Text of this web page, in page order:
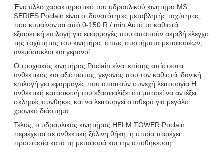
Ένα άλλο χαρακτηριστικό του υδραυλικού κινητήρα MS
SERIES Poclain είναι οι δυνατότητες μεταβλητής ταχύτητας,
που κυμαίνονται από 0-150 R / min.Αυτό το καθιστά
εξαιρετική επιλογή για εφαρμογές που απαιτούν ακριβή έλεγχο
της ταχύτητας του κινητήρα, όπως συστήματα μεταφορέων,
ανεμόσυκλοι και γερανοί.
Ο τροχιακός κινητήρας Poclain είναι επίσης απίστευτα
ανθεκτικός και αξιόπιστος, γεγονός που τον καθιστά ιδανική
επιλογή για εφαρμογές που απαιτούν συνεχή λειτουργία.Η
ανθεκτική κατασκευή του εξασφαλίζει ότι μπορεί να αντέξει
σκληρές συνθήκες και να λειτουργεί σταθερά για μεγάλο
χρονικό διάστημα.
Τέλος, ο υδραυλικός κινητήρας HELM TOWER Poclain
περιέχεται σε ανθεκτική ξύλινη θήκη, η οποία παρέχει
προστασία κατά τη μεταφορά και την αποθήκευση.